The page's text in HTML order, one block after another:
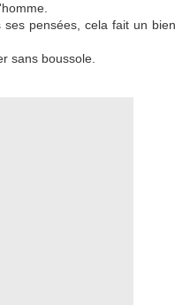
pensées, cela fait un bien
sans boussole.